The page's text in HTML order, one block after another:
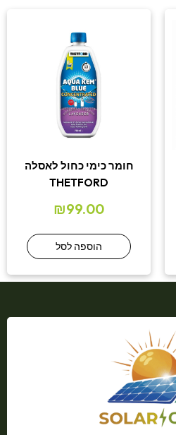
חומר כימי כחול לאסלה
THETFORD
₪99.00
הוספה לסל